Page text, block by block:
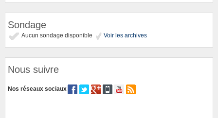
Sondage
Aucun sondage disponible Voir les archives
Nous suivre
Nos réseaux sociaux